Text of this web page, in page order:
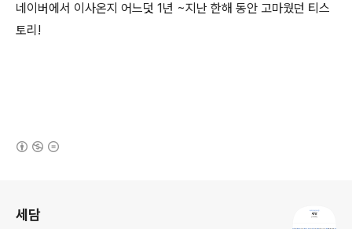
네이버에서 이사온지 어느덧 1년 ~지난 한해 동안 고마웠던 티스
토리!
세담